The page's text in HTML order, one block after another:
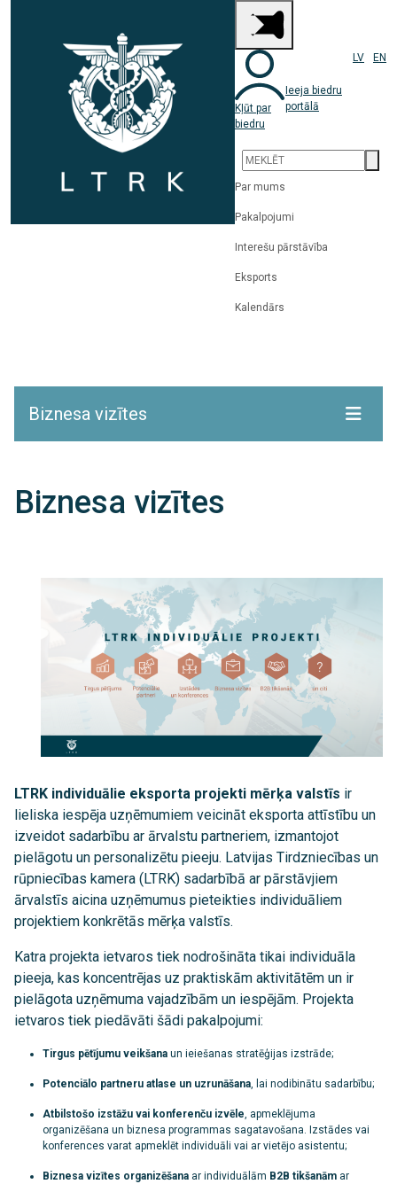
Kļūt par
biedru
Ieeja biedru
portālā
LV EN
Par mums
Pakalpojumi
Interešu pārstāvība
Eksports
Kalendārs
Biznesa vizītes
Biznesa vizītes
LTRK individuālie eksporta projekti mērķa valstīs ir
lieliska iespēja uzņēmumiem veicināt eksporta attīstību un
izveidot sadarbību ar ārvalstu partneriem, izmantojot
pielāgotu un personalizētu pieeju. Latvijas Tirdzniecības un
rūpniecības kamera (LTRK) sadarbībā ar pārstāvjiem
ārvalstīs aicina uzņēmumus pieteikties individuāliem
projektiem konkrētās mērķa valstīs.
Katra projekta ietvaros tiek nodrošināta tikai individuāla
pieeja, kas koncentrējas uz praktiskām aktivitātēm un ir
pielāgota uzņēmuma vajadzībām un iespējām. Projekta
ietvaros tiek piedāvāti šādi pakalpojumi:
Tirgus pētījumu veikšana un ieiešanas stratēģijas izstrāde;
Potenciālo partneru atlase un uzrunāšana, lai nodibinātu sadarbību;
Atbilstošo izstāžu vai konferenču izvēle, apmeklējuma
organizēšana un biznesa programmas sagatavošana. Izstādes vai
konferences varat apmeklēt individuāli vai ar vietējo asistentu;
Biznesa vizītes organizēšana ar individuālām B2B tikšanām ar